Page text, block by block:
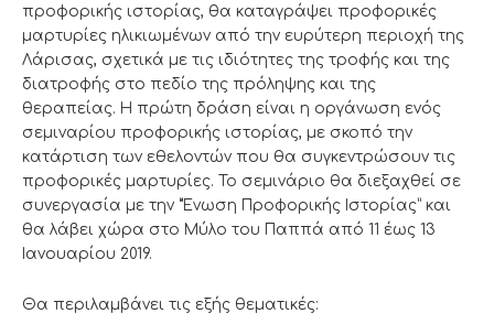
προφορικής ιστορίας, θα καταγράψει προφορικές
μαρτυρίες ηλικιωμένων από την ευρύτερη περιοχή της
Λάρισας, σχετικά με τις ιδιότητες της τροφής και της
διατροφής στο πεδίο της πρόληψης και της
θεραπείας. H πρώτη δράση είναι η οργάνωση ενός
σεμιναρίου προφορικής ιστορίας, με σκοπό την
κατάρτιση των εθελοντών που θα συγκεντρώσουν τις
προφορικές μαρτυρίες. Το σεμινάριο θα διεξαχθεί σε
συνεργασία με την “Ένωση Προφορικής Ιστορίας” και
θα λάβει χώρα στο Μύλο του Παππά από 11 έως 13
Ιανουαρίου 2019.
Θα περιλαμβάνει τις εξής θεματικές: